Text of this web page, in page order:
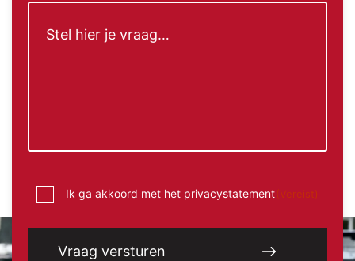
InstemmingIk ga akkoord met het privacystatement (Vereist)